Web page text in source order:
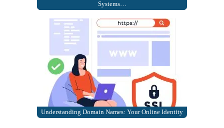
Systems…
Understanding Domain Names: Your Online Identity